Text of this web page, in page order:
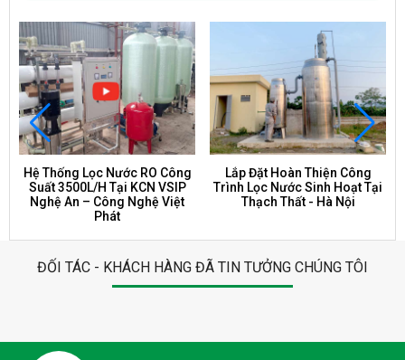
Hệ Thống Lọc Nước RO Công
Suất 3500L/H Tại KCN VSIP
Nghệ An – Công Nghệ Việt
Phát
Lắp Đặt Hoàn Thiện Công
Trình Lọc Nước Sinh Hoạt Tại
Thạch Thất - Hà Nội
ĐỐI TÁC - KHÁCH HÀNG ĐÃ TIN TƯỞNG CHÚNG TÔI